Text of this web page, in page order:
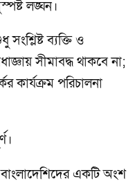
লঙ্ঘন।
ব্যক্তি ও
সীমাবদ্ধ থাকবে না;
কার্যক্রম পরিচালনা
একটি অংশ